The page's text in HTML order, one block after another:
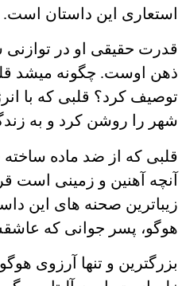
استعاری این داستان است.
قدرت حقیقی او در
ذهن اوست. چگونه میشد
توصیف کرد؟ قلبی که با
شهر را روشن کرد و به
قلبی که از ضد ماده
آنچه آهنین و زمینی است
زیباترین صحنه های این
هوگو، پسر جوانی که
بزرگترین و تنها آرزوی